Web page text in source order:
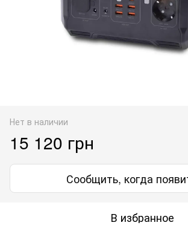
Нет в наличии
15 120 грн
Сообщить, когда
В избранное